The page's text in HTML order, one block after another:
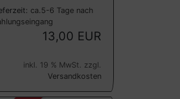
ca.5-6 Tage nach
13,00 EUR
inkl. 19 % MwSt. zzgl.
Versandkosten